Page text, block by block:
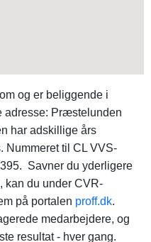
og er beliggende i
adresse: Præstelunden
har adskillige års
Nummeret til CL VVS-
Savner du yderligere
kan du under CVR-
på portalen proff.dk.
medarbejdere, og
resultat - hver gang.